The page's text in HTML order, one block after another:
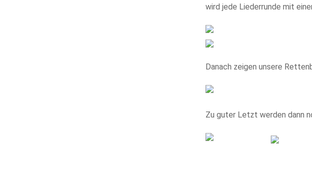
wird jede Liederrunde mit
Danach zeigen unsere
Zu guter Letzt werden dann